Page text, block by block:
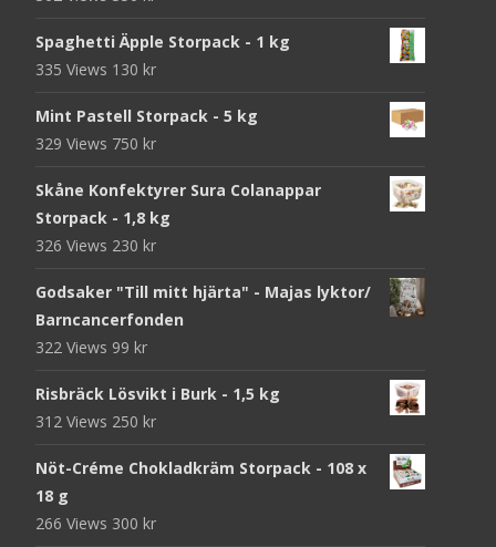
Spaghetti Äpple Storpack - 1 kg
335 Views 130 kr
Mint Pastell Storpack - 5 kg
329 Views 750 kr
Skåne Konfektyrer Sura Colanappar
Storpack - 1,8 kg
326 Views 230 kr
Godsaker "Till mitt hjärta" - Majas lyktor/
Barncancerfonden
322 Views 99 kr
Risbräck Lösvikt i Burk - 1,5 kg
312 Views 250 kr
Nöt-Créme Chokladkräm Storpack - 108 x
18 g
266 Views 300 kr